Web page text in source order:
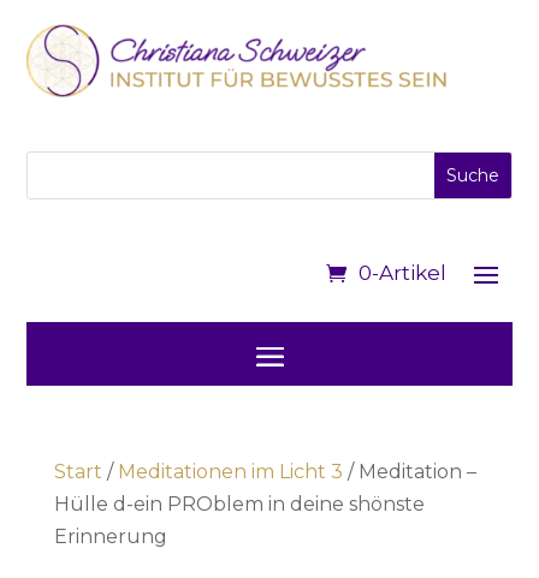
0-Artikel
Start / Meditationen im Licht 3 / Meditation –
Hülle d-ein PROblem in deine shönste
Erinnerung